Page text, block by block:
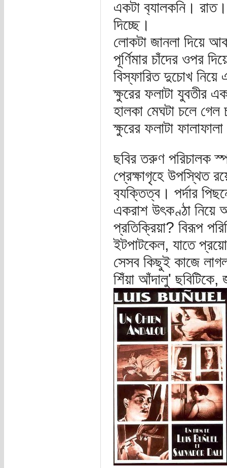
একটা ব‍্যালকনি। রাত।
দিচ্ছে।
লোকটা জানলা দিয়ে
পূর্ণিমার চাঁদের ওপর
বিস্ফারিত দুচোখ
ক্ষুরের ফলাটা যুবতীর
হালকা মেঘটা চলে গেল
ক্ষুরের ফলাটা
ছবির তরুণ পরিচালক
প্রেক্ষাগৃহে উপস্থিত
ব‍্যক্তিত্ব। পর্দার
একরাশ উৎকণ্ঠা নিয়ে
প্রতিক্রিয়া? বিরূপ
ইটপাটকেল, যাতে
সেসব কিছুই কাজে
শিঁয়া আঁদালু'